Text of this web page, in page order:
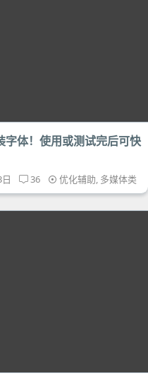
体！使用或测试完后可快
36 优化辅助, 多媒体类